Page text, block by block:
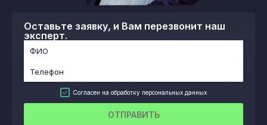
Оставьте заявку, и Вам перезвонит наш
эксперт.
Согласен на обработку персональных данных
ОТПРАВИТЬ